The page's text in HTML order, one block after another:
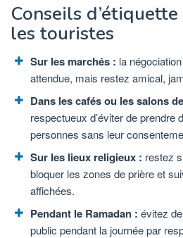
Conseils
les touristes
Sur les marchés : la
attendue, mais restez amical,
Dans les cafés ou les salons
respectueux d’éviter de prendre
personnes sans leur
Sur les lieux religieux : restez
bloquer les zones de prière et
affichées.
Pendant le Ramadan : évitez
public pendant la journée par